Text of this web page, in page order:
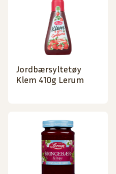
Jordbærsyltetøy
Klem 410g Lerum